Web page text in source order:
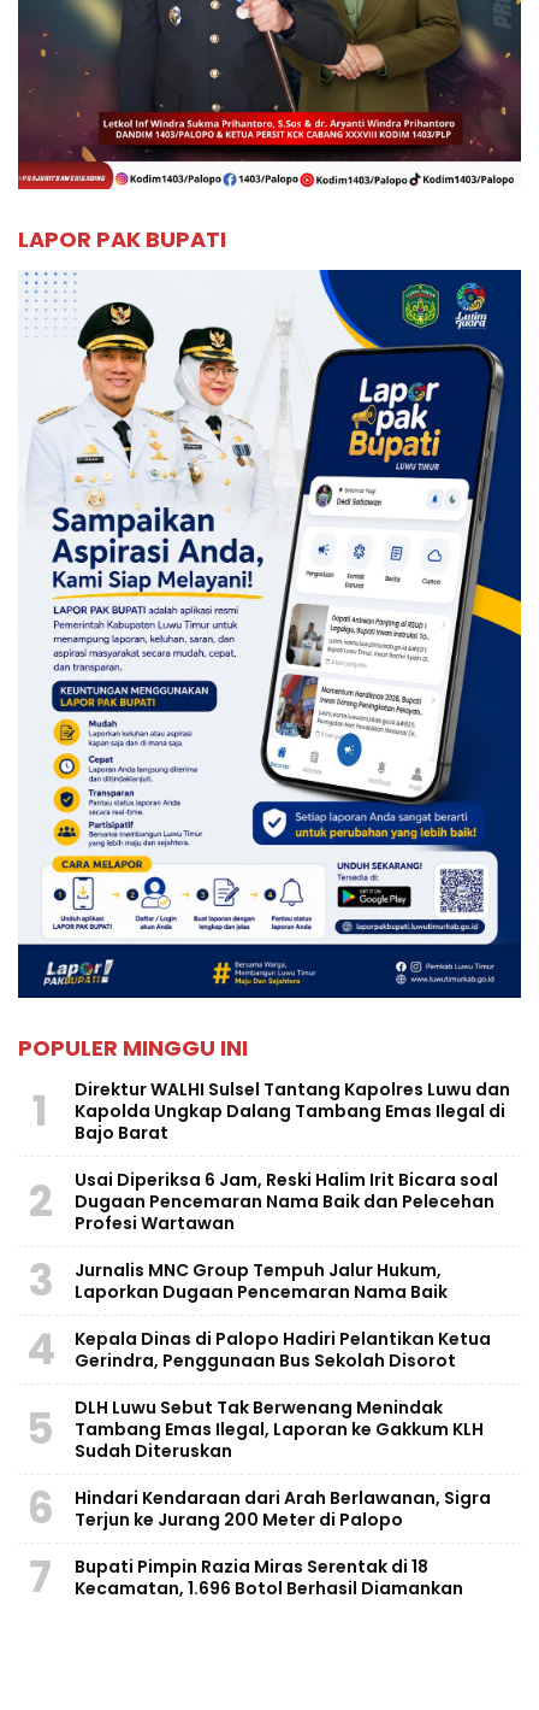
LAPOR PAK BUPATI
POPULER MINGGU INI
1
Direktur WALHI Sulsel Tantang Kapolres Luwu dan
Kapolda Ungkap Dalang Tambang Emas Ilegal di
Bajo Barat
2
Usai Diperiksa 6 Jam, Reski Halim Irit Bicara soal
Dugaan Pencemaran Nama Baik dan Pelecehan
Profesi Wartawan
3
Jurnalis MNC Group Tempuh Jalur Hukum,
Laporkan Dugaan Pencemaran Nama Baik
4
Kepala Dinas di Palopo Hadiri Pelantikan Ketua
Gerindra, Penggunaan Bus Sekolah Disorot
5
DLH Luwu Sebut Tak Berwenang Menindak
Tambang Emas Ilegal, Laporan ke Gakkum KLH
Sudah Diteruskan
6
Hindari Kendaraan dari Arah Berlawanan, Sigra
Terjun ke Jurang 200 Meter di Palopo
7
Bupati Pimpin Razia Miras Serentak di 18
Kecamatan, 1.696 Botol Berhasil Diamankan